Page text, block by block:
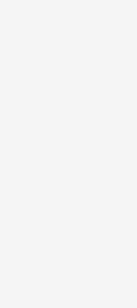
したときは、
なく、本サー
ととします。
とき
なくなったと
パスワードの
。また、利用
る指針、業界
および個人情
継続的に改善